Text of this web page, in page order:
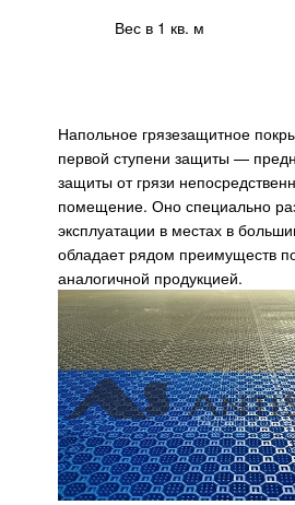
Вес в 1 кв. м
Напольное грязезащитное
первой ступени защиты —
защиты от грязи
помещение. Оно специально
эксплуатации в местах в
обладает рядом преимуществ
аналогичной продукцией.